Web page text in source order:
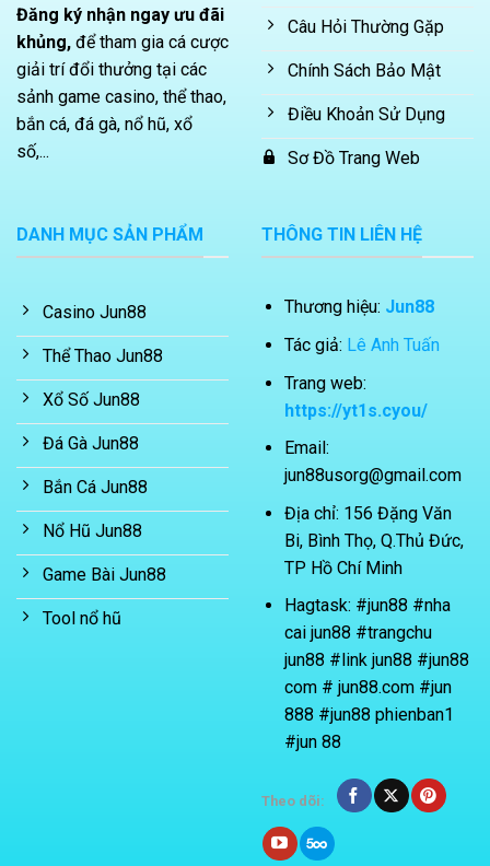
Đăng ký nhận ngay ưu đãi
khủng, để tham gia cá cược
giải trí đổi thưởng tại các
sảnh game casino, thể thao,
bắn cá, đá gà, nổ hũ, xổ
số,...
Câu Hỏi Thường Gặp
Chính Sách Bảo Mật
Điều Khoản Sử Dụng
Sơ Đồ Trang Web
DANH MỤC SẢN PHẨM
Casino Jun88
Thể Thao Jun88
Xổ Số Jun88
Đá Gà Jun88
Bắn Cá Jun88
Nổ Hũ Jun88
Game Bài Jun88
Tool nổ hũ
THÔNG TIN LIÊN HỆ
Thương hiệu: Jun88
Tác giả: Lê Anh Tuấn
Trang web:
https://yt1s.cyou/
Email:
jun88usorg@gmail.com
Địa chỉ: 156 Đặng Văn
Bi, Bình Thọ, Q.Thủ Đức,
TP Hồ Chí Minh
Hagtask: #jun88 #nha
cai jun88 #trangchu
jun88 #link jun88 #jun88
com # jun88.com #jun
888 #jun88 phienban1
#jun 88
Theo dõi: